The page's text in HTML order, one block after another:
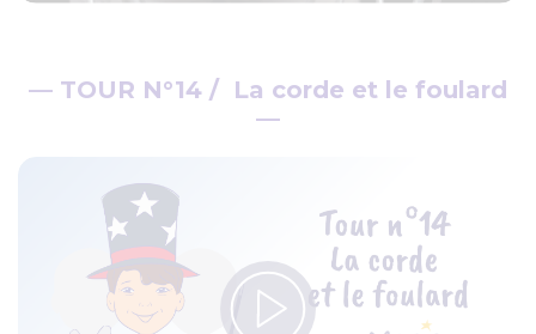
— TOUR N°14 / La corde et le foulard
—